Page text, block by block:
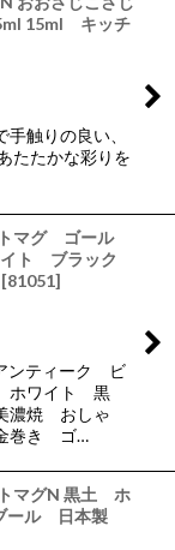
15ml キッチ
触りの良い、
たたかな彩りを
マグ ゴール
イト ブラック
[81051]
ンティーク ビ
ホワイト 黒
濃焼 おしゃ
巻き ゴ…
マグN 黒土 ホ
ル 日本製